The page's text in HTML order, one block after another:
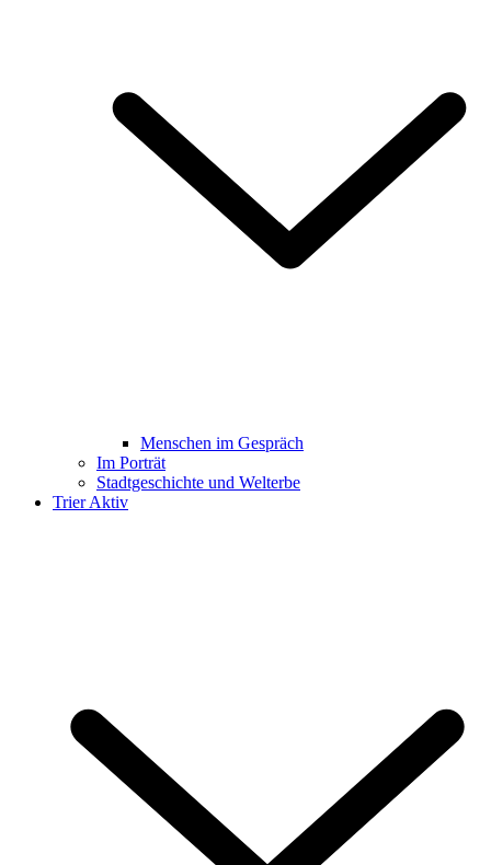
Menschen im Gespräch
Im Porträt
Stadtgeschichte und Welterbe
Trier Aktiv